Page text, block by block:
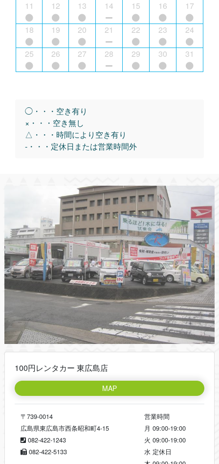
11 12 13 14 15 16 17
18 19 20 21 22 23 24
25 26 27 28 29 30 31
◯・・・空き有り
×・・・空き無し
△・・・時間により空き有り
-・・・定休日または営業時間外
100円レンタカー 東広島店
MAP
〒739-0014
広島県東広島市西条昭和町4-15
082-422-1243
082-422-5133
営業時間
月 09:00-19:00
火 09:00-19:00
水 定休日